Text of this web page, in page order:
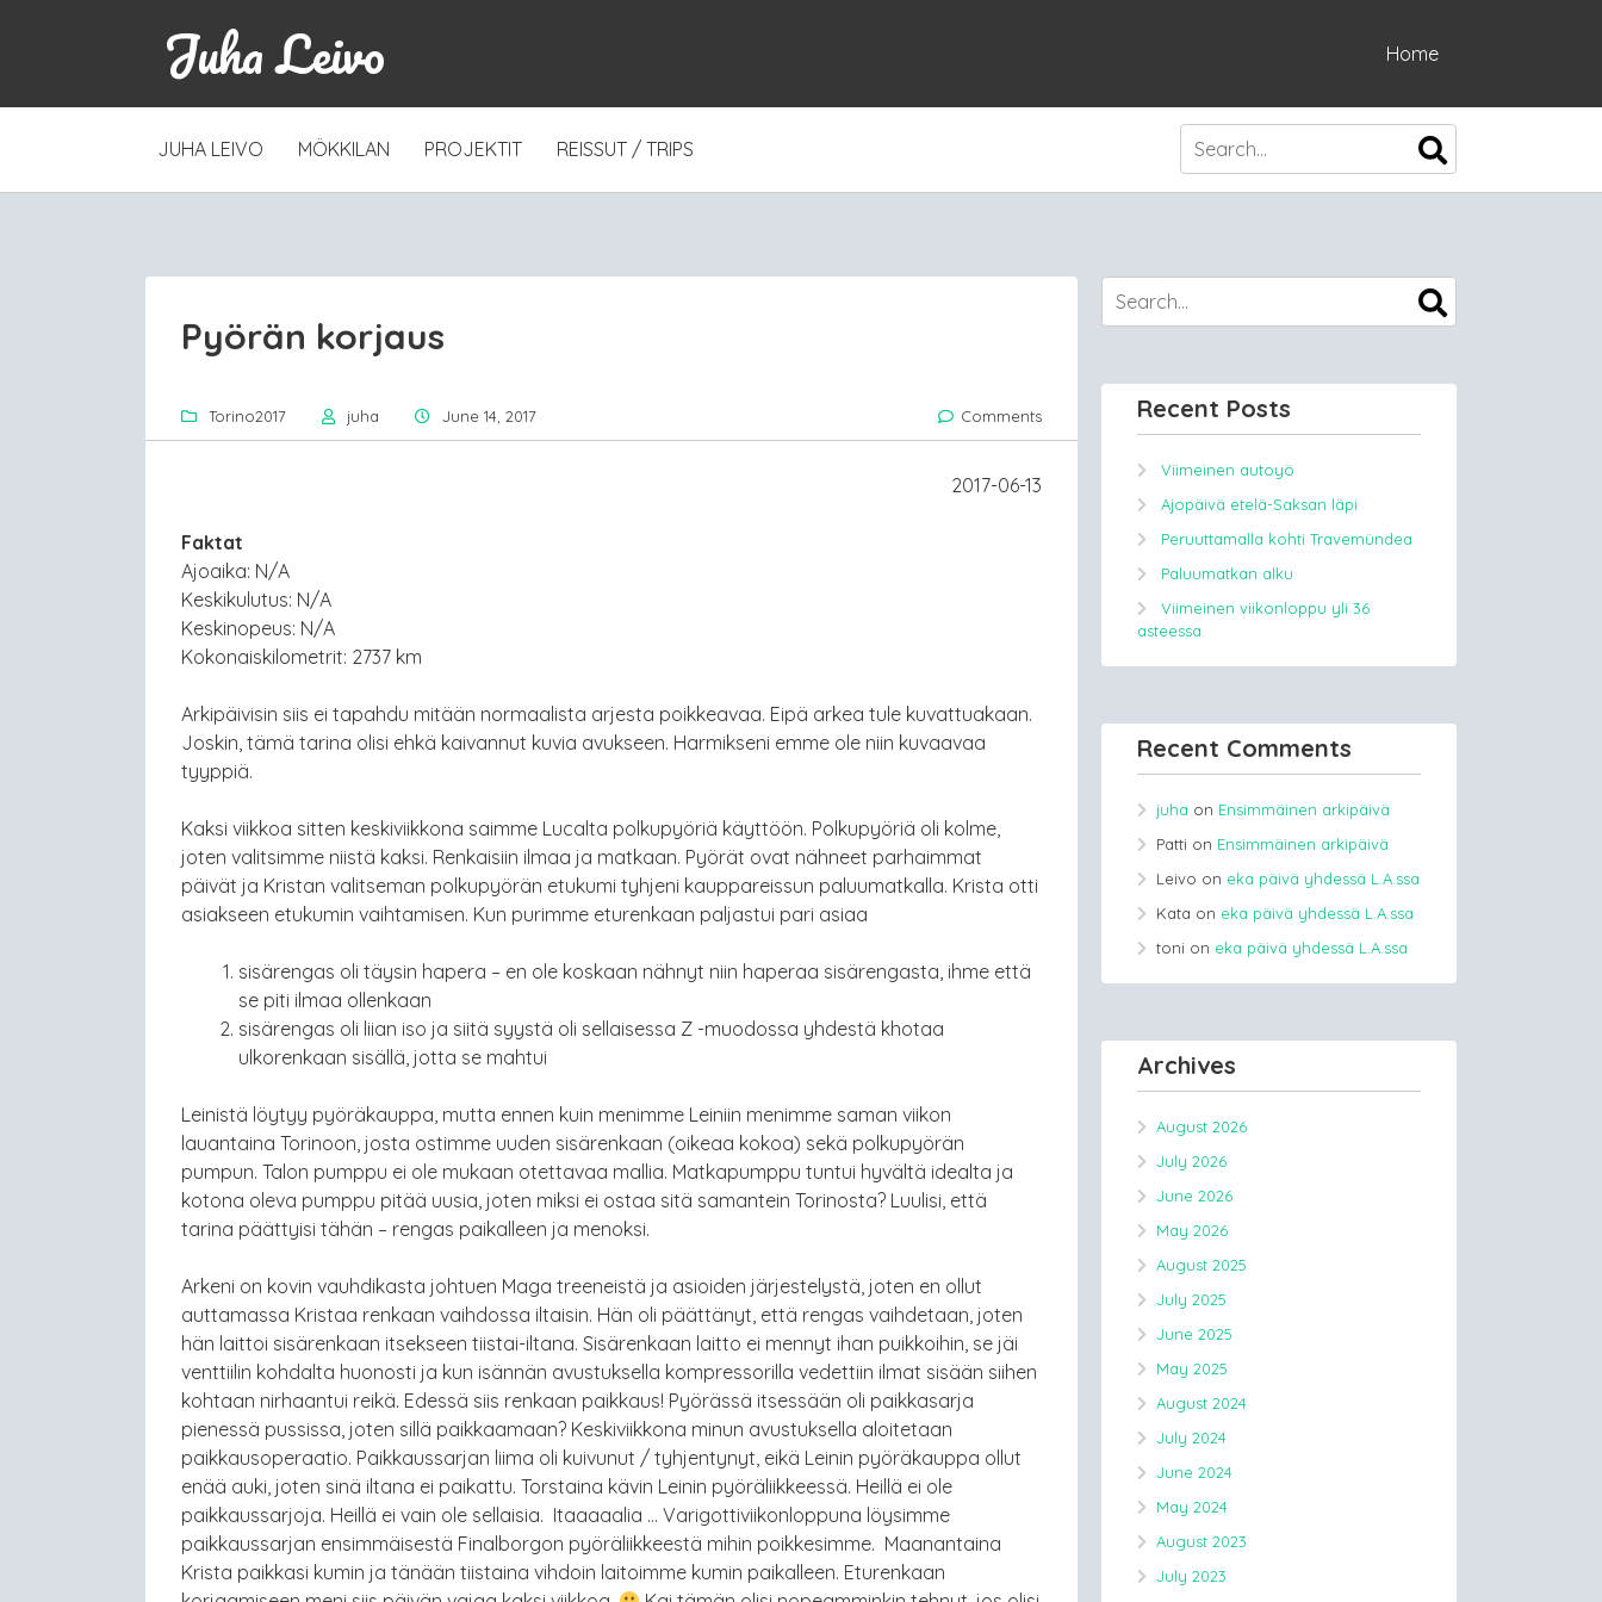
Juha Leivo Home
SKIP
JUHA LEIVO MÖKKILAN PROJEKTIT REISSUT / TRIPS
Pyörän korjaus
Torino2017 juha June 14, 2017 Comments
2017-06-13
Faktat
Ajoaika: N/A
Keskikulutus: N/A
Keskinopeus: N/A
Kokonaiskilometrit: 2737 km
Arkipäivisin siis ei tapahdu mitään normaalista arjesta poikkeavaa. Eipä arkea tule kuvattuakaan.
Joskin, tämä tarina olisi ehkä kaivannut kuvia avukseen. Harmikseni emme ole niin kuvaavaa
tyyppiä.
Kaksi viikkoa sitten keskiviikkona saimme Lucalta polkupyöriä käyttöön. Polkupyöriä oli kolme,
joten valitsimme niistä kaksi. Renkaisiin ilmaa ja matkaan. Pyörät ovat nähneet parhaimmat
päivät ja Kristan valitseman polkupyörän etukumi tyhjeni kauppareissun paluumatkalla. Krista otti
asiakseen etukumin vaihtamisen. Kun purimme eturenkaan paljastui pari asiaa
sisärengas oli täysin hapera – en ole koskaan nähnyt niin haperaa sisärengasta, ihme että
se piti ilmaa ollenkaan
sisärengas oli liian iso ja siitä syystä oli sellaisessa Z -muodossa yhdestä khotaa
ulkorenkaan sisällä, jotta se mahtui
Leinistä löytyy pyöräkauppa, mutta ennen kuin menimme Leiniin menimme saman viikon
lauantaina Torinoon, josta ostimme uuden sisärenkaan (oikeaa kokoa) sekä polkupyörän
pumpun. Talon pumppu ei ole mukaan otettavaa mallia. Matkapumppu tuntui hyvältä idealta ja
kotona oleva pumppu pitää uusia, joten miksi ei ostaa sitä samantein Torinosta? Luulisi, että
tarina päättyisi tähän – rengas paikalleen ja menoksi.
Arkeni on kovin vauhdikasta johtuen Maga treeneistä ja asioiden järjestelystä, joten en ollut
auttamassa Kristaa renkaan vaihdossa iltaisin. Hän oli päättänyt, että rengas vaihdetaan, joten
hän laittoi sisärenkaan itsekseen tiistai-iltana. Sisärenkaan laitto ei mennyt ihan puikkoihin, se jäi
venttiilin kohdalta huonosti ja kun isännän avustuksella kompressorilla vedettiin ilmat sisään siihen
kohtaan nirhaantui reikä. Edessä siis renkaan paikkaus! Pyörässä itsessään oli paikkasarja
pienessä pussissa, joten sillä paikkaamaan? Keskiviikkona minun avustuksella aloitetaan
paikkausoperaatio. Paikkaussarjan liima oli kuivunut / tyhjentynyt, eikä Leinin pyöräkauppa ollut
enää auki, joten sinä iltana ei paikattu. Torstaina kävin Leinin pyöräliikkeessä. Heillä ei ole
paikkaussarjoja. Heillä ei vain ole sellaisia. Itaaaaalia … Varigottiviikonloppuna löysimme
paikkaussarjan ensimmäisestä Finalborgon pyöräliikkeestä mihin poikkesimme. Maanantaina
Krista paikkasi kumin ja tänään tiistaina vihdoin laitoimme kumin paikalleen. Eturenkaan
Recent Posts
Viimeinen autoyö
Ajopäivä etelä-Saksan läpi
Peruuttamalla kohti Travemündea
Paluumatkan alku
Viimeinen viikonloppu yli 36
asteessa.
Recent Comments
juha on Ensimmäinen arkipäivä
Patti on Ensimmäinen arkipäivä
Leivo on eka päivä yhdessä L.A.ssa
Kata on eka päivä yhdessä L.A.ssa
toni on eka päivä yhdessä L.A.ssa
Archives
August 2026
July 2026
June 2026
May 2026
August 2025
July 2025
June 2025
May 2025
August 2024
July 2024
June 2024
May 2024
August 2023
July 2023